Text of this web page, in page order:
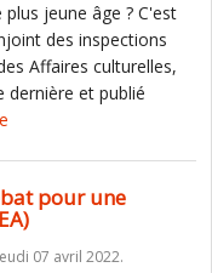
jeune âge ? C'est
des inspections
Affaires culturelles,
dernière et publié
pour une
07 avril 2022.